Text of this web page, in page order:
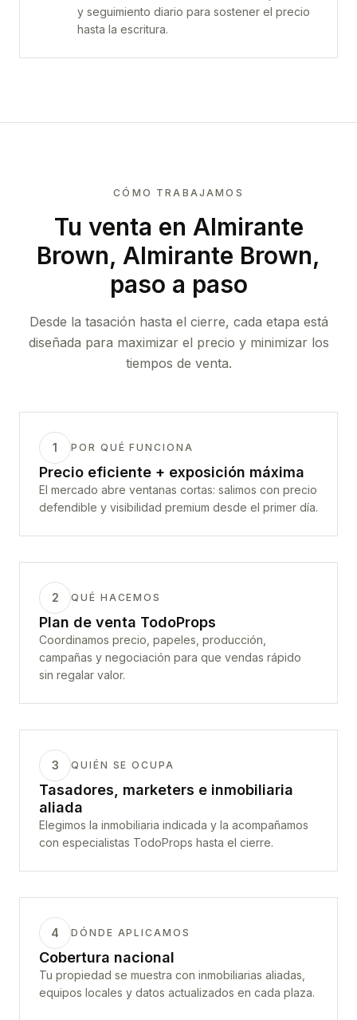
y seguimiento diario para sostener el precio
hasta la escritura.
CÓMO TRABAJAMOS
Tu venta en Almirante
Brown, Almirante Brown,
paso a paso
Desde la tasación hasta el cierre, cada etapa está
diseñada para maximizar el precio y minimizar los
tiempos de venta.
1 POR QUÉ FUNCIONA
Precio eficiente + exposición máxima
El mercado abre ventanas cortas: salimos con precio
defendible y visibilidad premium desde el primer día.
2 QUÉ HACEMOS
Plan de venta TodoProps
Coordinamos precio, papeles, producción,
campañas y negociación para que vendas rápido
sin regalar valor.
3 QUIÉN SE OCUPA
Tasadores, marketers e inmobiliaria
aliada
Elegimos la inmobiliaria indicada y la acompañamos
con especialistas TodoProps hasta el cierre.
4 DÓNDE APLICAMOS
Cobertura nacional
Tu propiedad se muestra con inmobiliarias aliadas,
equipos locales y datos actualizados en cada plaza.